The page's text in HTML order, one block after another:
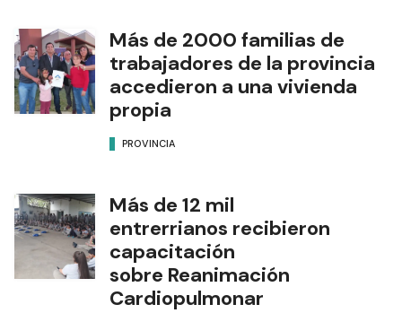
Más de 2000 familias de
trabajadores de la provincia
accedieron a una vivienda
propia
PROVINCIA
Más de 12 mil
entrerrianos recibieron
capacitación
sobre Reanimación
Cardiopulmonar